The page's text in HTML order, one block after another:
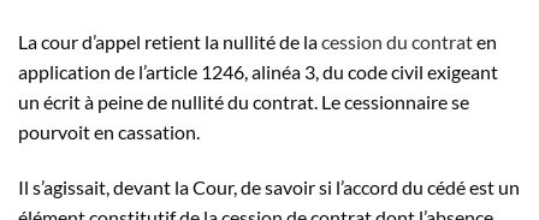
La cour d’appel retient la nullité de lacession du contraten
application de l’article 1246, alinéa 3, du code civil exigeant
un écrit à peine de nullité du contrat. Le cessionnaire se
pourvoit en cassation.
Il s’agissait, devant la Cour, de savoir si l’accord du cédéest un